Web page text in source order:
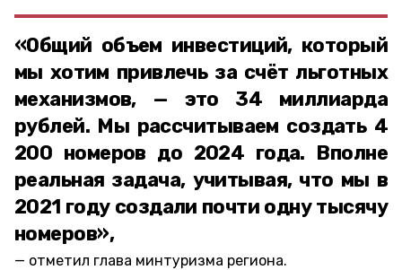
«Общий объем инвестиций, который
мы хотим привлечь за счёт льготных
механизмов, — это 34 миллиарда
рублей. Мы рассчитываем создать 4
200 номеров до 2024 года. Вполне
реальная задача, учитывая, что мы в
2021 году создали почти одну тысячу
номеров»,
отметил глава минтуризма региона.